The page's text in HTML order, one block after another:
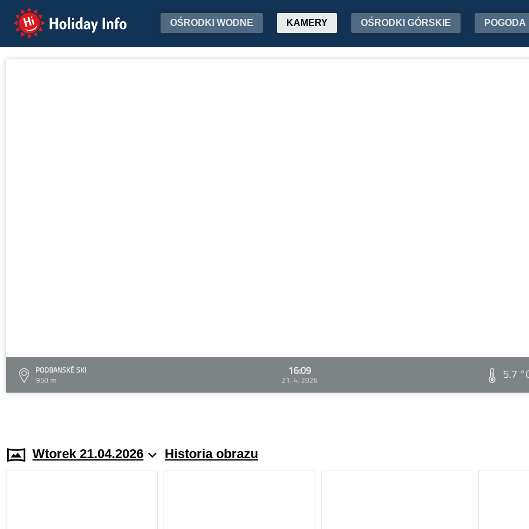
Holiday Info OŚRODKI WODNE KAMERY OŚRODKI GÓRSKIE POGODA
PODBANSKÉ SKI
950 m
16:09
21. 4. 2026 5.7
Wtorek 21.04.2026 Historia obrazu